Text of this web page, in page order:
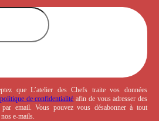
que L’atelier des Chefs traite vos données
politique de confidentialité afin de vous adresser des
par email. Vous pouvez vous désabonner à tout
e-mails.